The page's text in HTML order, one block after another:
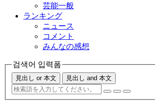
芸能一般
ランキング
ニュース
コメント
みんなの感想
검색어 입력폼
見出し or 本文 見出し and 本文